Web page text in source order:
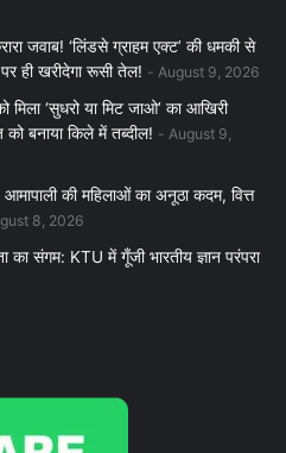
जवाब! ‘लिंडसे ग्राहम एक्ट’ की धमकी से
पर ही खरीदेगा रूसी तेल!
August 9, 2026
मिला ‘सुधरो या मिट जाओ’ का आखिरी
बनाया किले में तब्दील!
August 9,
आमापाली की महिलाओं का अनूठा कदम, वित्त
8, 2026
का संगम: KTU में गूँजी भारतीय ज्ञान परंपरा